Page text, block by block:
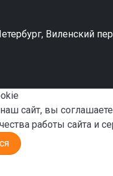
Виленский
сайт, вы
работы сайта и